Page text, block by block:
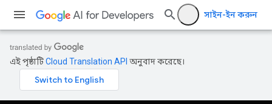
সাইন-ইন করুন
এই পৃষ্ঠাটিCloud Translation API অনুবাদ করেছে।